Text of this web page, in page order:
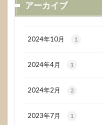
アーカイブ
2024年10月 1
2024年4月 1
2024年2月 2
2023年7月 1